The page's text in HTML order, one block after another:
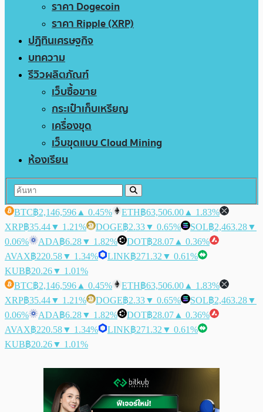
ราคา Dogecoin
ราคา Ripple (XRP)
ปฏิทินเศรษฐกิจ
บทความ
รีวิวผลิตภัณฑ์
เว็บซื้อขาย
กระเป๋าเก็บเหรียญ
เครื่องขุด
เว็บขุดแบบ Cloud Mining
ห้องเรียน
BTC฿2,146,596 ▲ 0.45% ETH฿63,506.00 ▲ 1.83%
XRP฿35.44▼ 1.21% DOGE฿2.33▼ 0.65% SOL฿2,463.28▼
0.06%
ADA฿6.28▼ 1.82% DOT฿28.07 ▲ 0.36%
AVAX฿220.58▼ 1.34% LINK฿271.32 ▼ 0.61%
KUB฿20.26▼ 1.01%
BTC฿2,146,596 ▲ 0.45% ETH฿63,506.00 ▲ 1.83%
XRP฿35.44▼ 1.21% DOGE฿2.33▼ 0.65% SOL฿2,463.28▼
0.06%
ADA฿6.28▼ 1.82% DOT฿28.07 ▲ 0.36%
AVAX฿220.58▼ 1.34% LINK฿271.32 ▼ 0.61%
KUB฿20.26▼ 1.01%